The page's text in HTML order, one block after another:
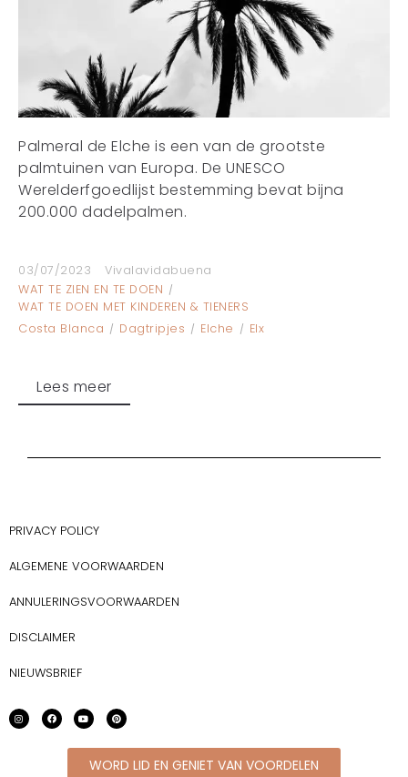
Palmeral de Elche is een van de grootste
palmtuinen van Europa. De UNESCO
Werelderfgoedlijst bestemming bevat bijna
200.000 dadelpalmen.
03/07/2023
Vivalavidabuena
WAT TE ZIEN EN TE DOEN
WAT TE DOEN MET KINDEREN & TIENERS
Costa Blanca
Dagtripjes Elche Elx
Lees meer
PRIVACY POLICY
ALGEMENE VOORWAARDEN
ANNULERINGSVOORWAARDEN
DISCLAIMER
NIEUWSBRIEF
WORD LID EN GENIET VAN VOORDELEN